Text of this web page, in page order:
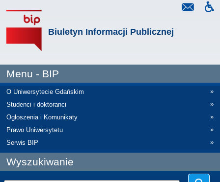
Biuletyn Informacji Publicznej
Menu - BIP
O Uniwersytecie Gdańskim
»
Studenci i doktoranci
»
Ogłoszenia i Komunikaty
»
Prawo Uniwersytetu
»
Serwis BIP
»
Wyszukiwanie